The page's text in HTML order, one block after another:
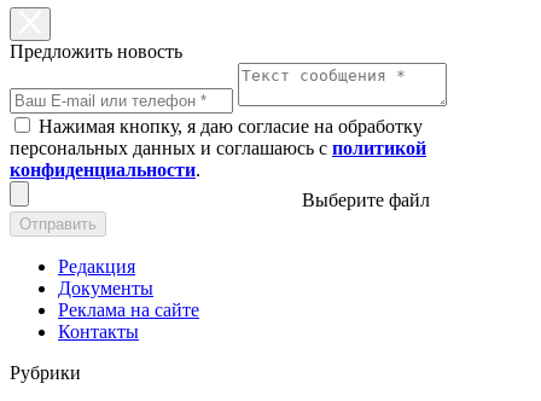
Предложить новость
Нажимая кнопку, я даю согласие на обработку
персональных данных и соглашаюсь с политикой
конфиденциальности.
Выберите файл
Отправить
Редакция
Документы
Реклама на сайте
Контакты
Рубрики